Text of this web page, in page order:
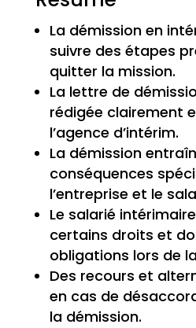
La démission en
suivre des étapes
quitter la mission.
La lettre de
rédigée clairement
l’agence d’intérim.
La démission
conséquences
l’entreprise et le
Le salarié
certains droits et
obligations lors de
Des recours et
en cas de
la démission.